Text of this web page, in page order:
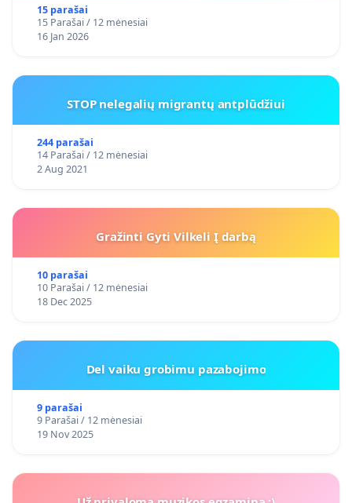
15 parašai
15 Parašai / 12 mėnesiai
16 Jan 2026
STOP nelegalių migrantų antplūdžiui
244 parašai
14 Parašai / 12 mėnesiai
2 Aug 2021
Gražinti Gyti Vilkeli Į darbą
10 parašai
10 Parašai / 12 mėnesiai
18 Dec 2025
Del vaiku grobimu pazabojimo
9 parašai
9 Parašai / 12 mėnesiai
19 Nov 2025